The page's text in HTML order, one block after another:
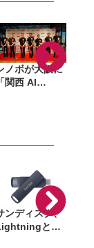
ノボが大阪に
「関西 AI
解消へ
ンディスク、
と